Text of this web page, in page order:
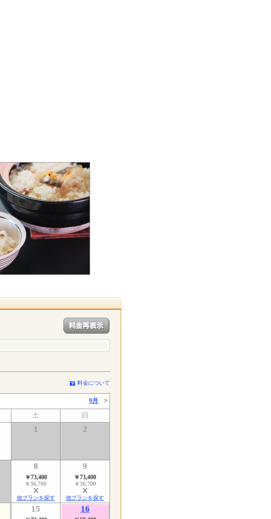
料金について
9月 >
土 日
1 2
8
￥73,400
￥36,700
他プランを探す
9
￥73,400
￥36,700
他プランを探す
15 16